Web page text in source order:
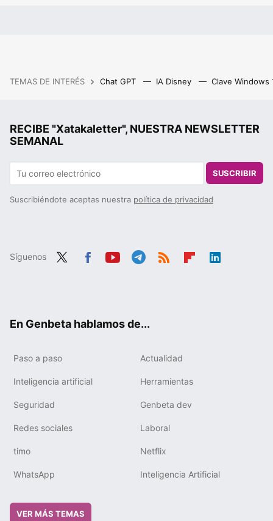
TEMAS DE INTERÉS Chat GPT IA Disney Clave Windows
RECIBE "Xatakaletter", NUESTRA NEWSLETTER
SEMANAL
SUSCRIBIR
Suscribiéndote aceptas nuestra política de privacidad
Síguenos
En Genbeta hablamos de...
Paso a paso Actualidad
Inteligencia artificial Herramientas
Seguridad Genbeta dev
Redes sociales Laboral
timo Netflix
WhatsApp Inteligencia Artificial
VER MÁS TEMAS